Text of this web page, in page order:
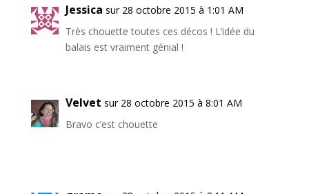
Jessica sur 28 octobre 2015 à 1:01 AM
Très chouette toutes ces décos ! L’idée du
balais est vraiment génial !
Velvet sur 28 octobre 2015 à 8:01 AM
Bravo c’est chouette